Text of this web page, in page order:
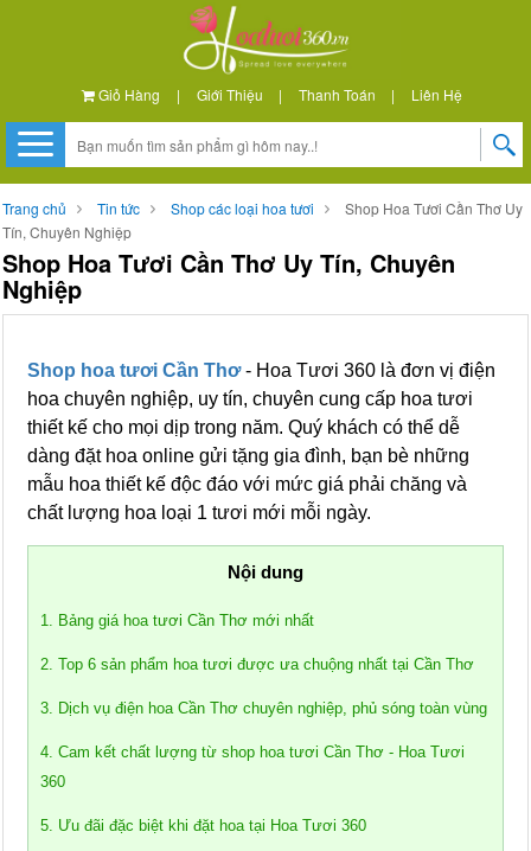
Giỏ Hàng | Giới Thiệu | Thanh Toán | Liên Hệ
Trang chủ Tin tức Shop các loại hoa tươi
Shop Hoa Tươi Cần Thơ Uy
Tín, Chuyên Nghiệp
Shop Hoa Tươi Cần Thơ Uy Tín, Chuyên
Nghiệp
Shop hoa tươi Cần Thơ- Hoa Tươi 360 là đơn vị điện
hoa chuyên nghiệp, uy tín, chuyên cung cấp hoa tươi
thiết kế cho mọi dịp trong năm. Quý khách có thể dễ
dàng đặt hoa online gửi tặng gia đình, bạn bè những
mẫu hoa thiết kế độc đáo với mức giá phải chăng và
chất lượng hoa loại 1 tươi mới mỗi ngày.
Nội dung
1. Bảng giá hoa tươi Cần Thơ mới nhất
2. Top 6 sản phẩm hoa tươi được ưa chuộng nhất tại Cần Thơ
3. Dịch vụ điện hoa Cần Thơ chuyên nghiệp, phủ sóng toàn vùng
4. Cam kết chất lượng từ shop hoa tươi Cần Thơ - Hoa Tươi
360
5. Ưu đãi đặc biệt khi đặt hoa tại Hoa Tươi 360